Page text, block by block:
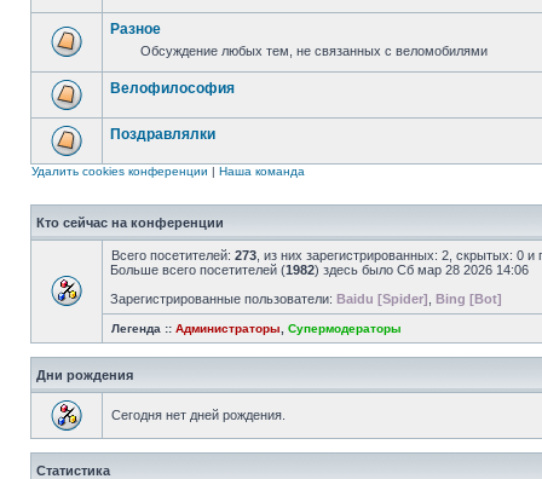
Разное
Обсуждение любых тем, не связанных с веломобилями
Велофилософия
Поздравлялки
Удалить cookies конференции | Наша команда
Кто сейчас на конференции
Всего посетителей: 273 , из них зарегистрированных: 2, скрытых: 0
Больше всего посетителей (1982) здесь было Сб мар 28 2026 14:06
Зарегистрированные пользователи: Baidu [Spider] Bing [Bot]
Легенда :: Администраторы Супермодераторы
Дни рождения
Сегодня нет дней рождения.
Статистика